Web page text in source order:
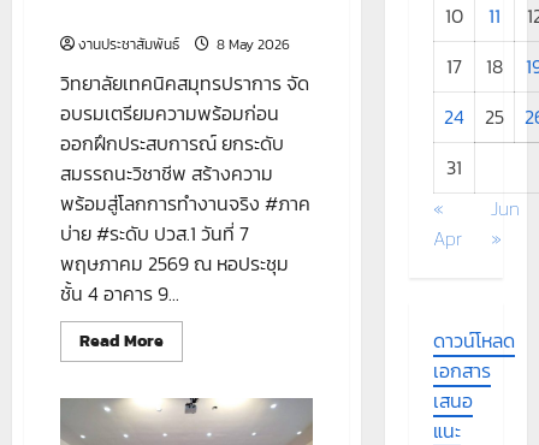
งานประชาสัมพันธ์ 8 May 2026
วิทยาลัยเทคนิคสมุทรปราการ จัด
อบรมเตรียมความพร้อมก่อน
ออกฝึกประสบการณ์ ยกระดับ
สมรรถนะวิชาชีพ สร้างความ
พร้อมสู่โลกการทำงานจริง #ภาค
บ่าย #ระดับ ปวส.1 วันที่ 7
พฤษภาคม 2569 ณ หอประชุม
ชั้น 4 อาคาร 9...
Read MoreRead
more
อบรม
เตรียม
10
11
17
18
24
25
31
«
Apr
Jun
»
ดาวน์โหลด
เอกสาร
เสนอ
แนะ